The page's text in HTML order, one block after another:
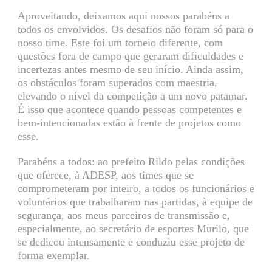
Aproveitando, deixamos aqui nossos parabéns a
todos os envolvidos. Os desafios não foram só para o
nosso time. Este foi um torneio diferente, com
questões fora de campo que geraram dificuldades e
incertezas antes mesmo de seu início. Ainda assim,
os obstáculos foram superados com maestria,
elevando o nível da competição a um novo patamar.
É isso que acontece quando pessoas competentes e
bem-intencionadas estão à frente de projetos como
esse.
Parabéns a todos: ao prefeito Rildo pelas condições
que oferece, à ADESP, aos times que se
comprometeram por inteiro, a todos os funcionários e
voluntários que trabalharam nas partidas, à equipe de
segurança, aos meus parceiros de transmissão e,
especialmente, ao secretário de esportes Murilo, que
se dedicou intensamente e conduziu esse projeto de
forma exemplar.